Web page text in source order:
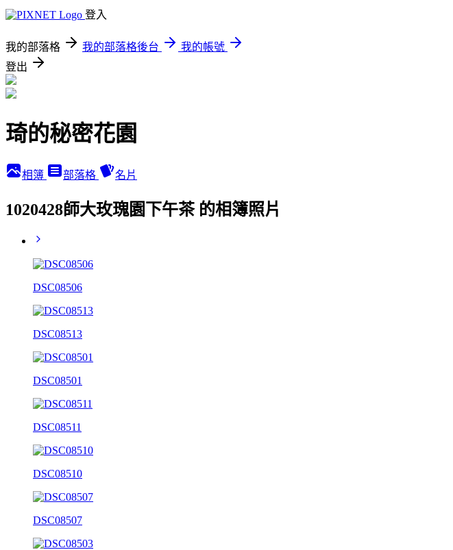
登入
我的部落格 我的部落格後台
我的帳號
登出
琦的秘密花園
相簿 部落格 名片
1020428師大玫瑰園下午茶 的相簿照片
DSC08506
DSC08513
DSC08501
DSC08511
DSC08510
DSC08507